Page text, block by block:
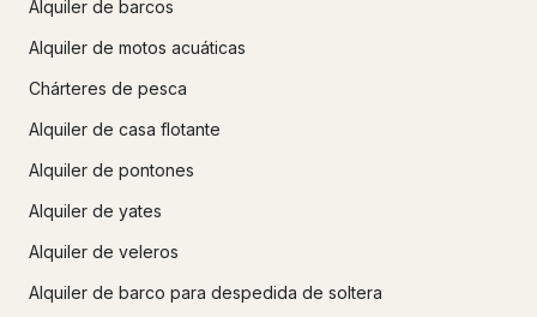
Alquiler de barcos
Alquiler de motos acuáticas
Chárteres de pesca
Alquiler de casa flotante
Alquiler de pontones
Alquiler de yates
Alquiler de veleros
Alquiler de barco para despedida de soltera